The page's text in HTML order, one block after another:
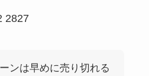
2827
ンは早めに売り切れる